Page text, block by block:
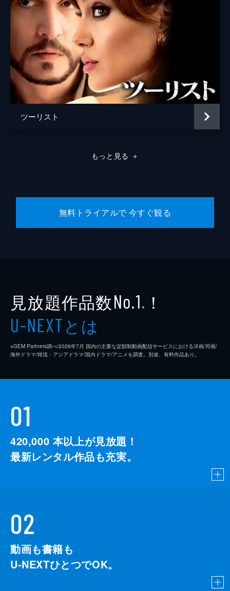
ツーリスト
もっと見る ＋
無料トライアルで 今すぐ観る
見放題作品数No.1 ※ ！
U-NEXTとは
※GEM Partners調べ/2026年7⽉ 国内の主要な定額制動画配信サービスにおける洋画/邦画/
海外ドラマ/韓流・アジアドラマ/国内ドラマ/アニメを調査。別途、有料作品あり。
01
420,000 本以上が見放題！
最新レンタル作品も充実。
02
動画も書籍も
U-NEXTひとつでOK。